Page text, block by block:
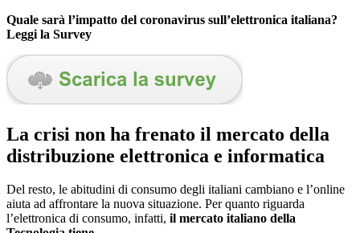
Quale sarà l’impatto del coronavirus sull’elettronica italiana?
Leggi la Survey
La crisi non ha frenato il mercato della
distribuzione elettronica e informatica
Del resto, le abitudini di consumo degli italiani cambiano e l’online
aiuta ad affrontare la nuova situazione. Per quanto riguarda
l’elettronica di consumo, infatti, il mercato italiano della